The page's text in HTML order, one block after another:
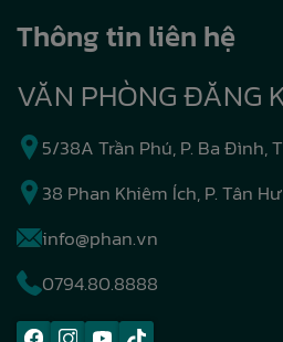
Thông tin liên hệ
VĂN PHÒNG ĐĂNG
5/38A Trần Phú, P. Ba Đình,
38 Phan Khiêm Ích, P. Tân
info@phan.vn
0794.80.8888